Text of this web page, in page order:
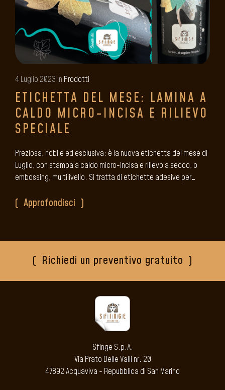
4 Luglio 2023 in Prodotti
ETICHETTA DEL MESE: LAMINA A
CALDO MICRO-INCISA E RILIEVO
SPECIALE
Preziosa, nobile ed esclusiva: è la nuova etichetta del mese di
Luglio, con stampa a caldo micro-incisa e rilievo a secco, o
embossing, multilivello. Si tratta di etichette adesive per…
Approfondisci
Richiedi un preventivo gratuito
Sfinge S.p.A.
Via Prato Delle Valli nr. 20
47892 Acquaviva - Repubblica di San Marino